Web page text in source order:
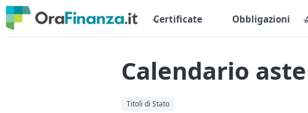
Certificate Obbligazioni
Calendario
Titoli di Stato